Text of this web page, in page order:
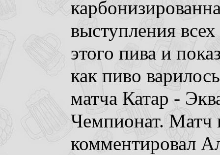
выступления
этого пива и
как пиво
матча Катар -
Чемпионат.
комментировал